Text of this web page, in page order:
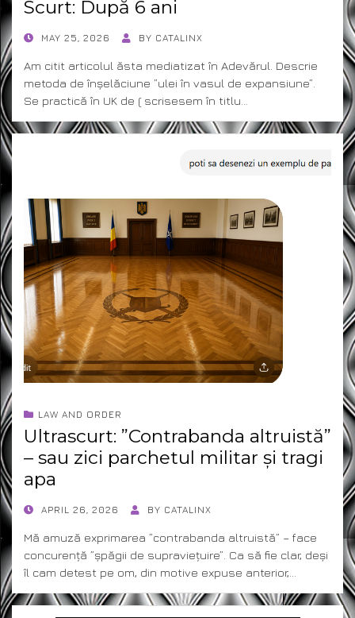
Scurt: După 6 ani
POSTEDMAY 25, 2026 BY CATALINX
Am citit articolul ăsta mediatizat în Adevărul. Descrie
metoda de înșelăciune ”ulei în vasul de expansiune”.
Se practică în UK de ( scrisesem în titlu…
LAW AND ORDER
Ultrascurt: ”Contrabanda altruistă”
– sau zici parchetul militar și tragi
apa
POSTED
APRIL 26, 2026 BY CATALINX
Mă amuză exprimarea ”contrabanda altruistă” – face
concurență ”șpăgii de supraviețuire”. Ca să fie clar, deși
îl cam detest pe om, din motive expuse anterior,…